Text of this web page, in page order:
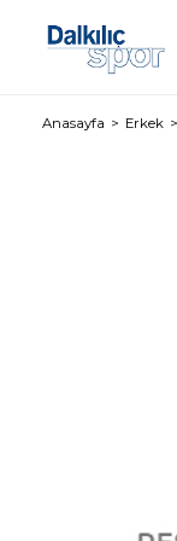
Anasayfa Erkek